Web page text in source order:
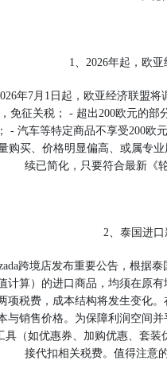
1、2026年起，欧
年7月1日起，欧亚经济联盟
免征关税； - 超出200欧元的部
- 汽车等特定商品不享受200欧
购买、价格明显偏高、或属专
续已简化，只要符合最新《
2、泰国进口
跨境店发布重要公告，根据
计算）的进口商品，均须在原
项税费，成本结构将发生变化
与销售价格。为保障利润空间
具（如优惠券、加购优惠、套装
接代扣相关税费。值得注意